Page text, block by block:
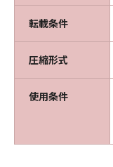
別なくコピー
て甲に損害を
責に任ずるも
第5条（保証
甲は、本ソ
転載条件
圧縮形式
使用条件